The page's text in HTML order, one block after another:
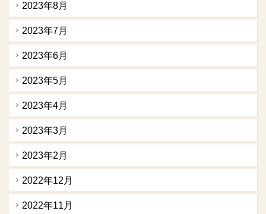
2023年8月
2023年7月
2023年6月
2023年5月
2023年4月
2023年3月
2023年2月
2022年12月
2022年11月